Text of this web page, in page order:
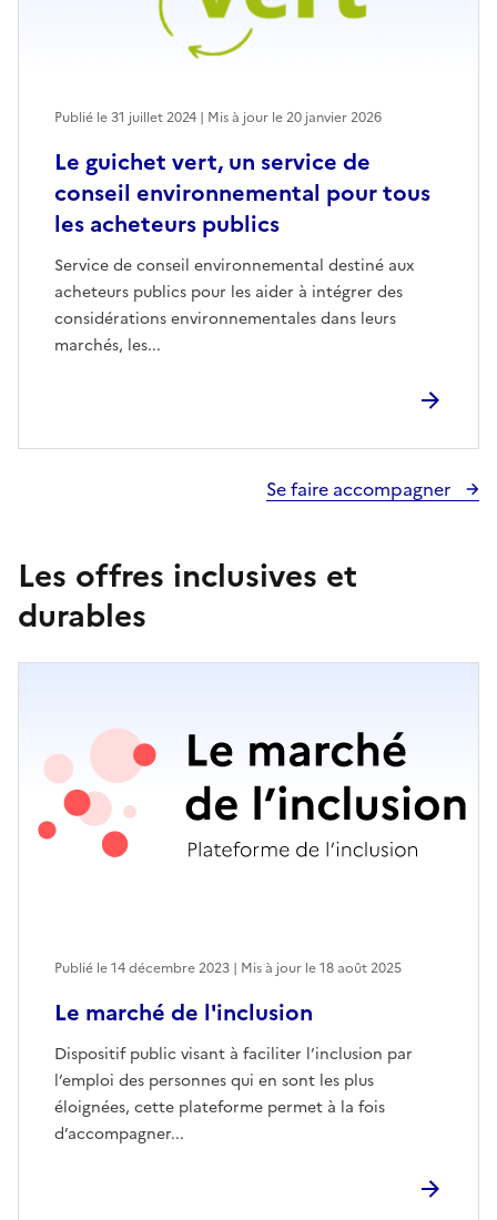
Le guichet vert, un service de
conseil environnemental pour tous
les acheteurs publics
Service de conseil environnemental destiné aux
acheteurs publics pour les aider à intégrer des
considérations environnementales dans leurs
marchés, les...
Publié le 31 juillet 2024 | Mis à jour le 20 janvier 2026
Se faire accompagner
Les offres inclusives et
durables
Le marché de l'inclusion
Dispositif public visant à faciliter l’inclusion par
l’emploi des personnes qui en sont les plus
éloignées, cette plateforme permet à la fois
d’accompagner...
Publié le 14 décembre 2023 | Mis à jour le 18 août 2025